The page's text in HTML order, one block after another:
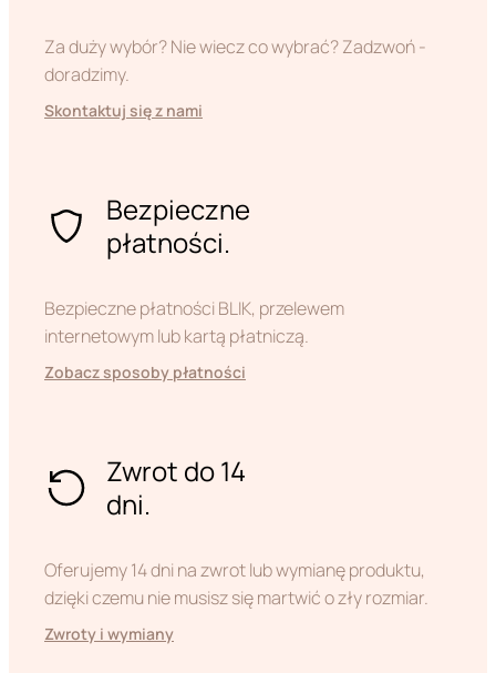
Za duży wybór? Nie wiecz co wybrać? Zadzwoń -
doradzimy.
Skontaktuj się z nami
Bezpieczne
płatności.
Bezpieczne płatności BLIK, przelewem
internetowym lub kartą płatniczą.
Zobacz sposoby płatności
Zwrot do 14
dni.
Oferujemy 14 dni na zwrot lub wymianę produktu,
dzięki czemu nie musisz się martwić o zły rozmiar.
Zwroty i wymiany